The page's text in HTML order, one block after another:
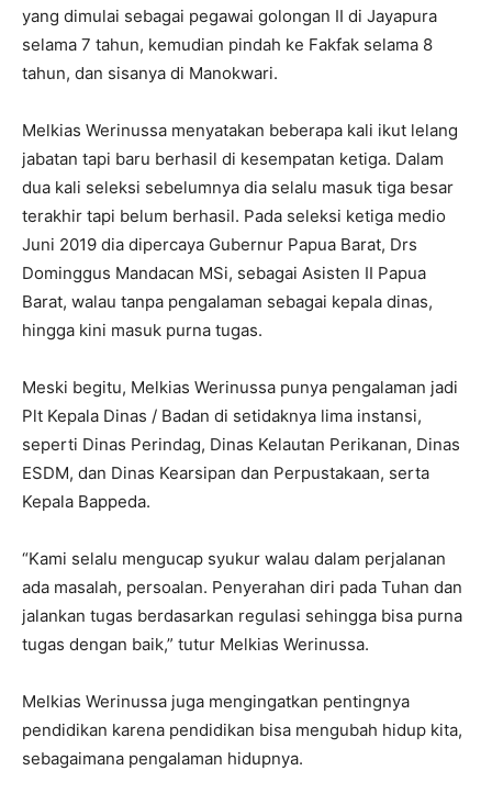
yang dimulai sebagai pegawai golongan II di Jayapura
selama 7 tahun, kemudian pindah ke Fakfak selama 8
tahun, dan sisanya di Manokwari.
Melkias Werinussa menyatakan beberapa kali ikut lelang
jabatan tapi baru berhasil di kesempatan ketiga. Dalam
dua kali seleksi sebelumnya dia selalu masuk tiga besar
terakhir tapi belum berhasil. Pada seleksi ketiga medio
Juni 2019 dia dipercaya Gubernur Papua Barat, Drs
Dominggus Mandacan MSi, sebagai Asisten II Papua
Barat, walau tanpa pengalaman sebagai kepala dinas,
hingga kini masuk purna tugas.
Meski begitu, Melkias Werinussa punya pengalaman jadi
Plt Kepala Dinas / Badan di setidaknya lima instansi,
seperti Dinas Perindag, Dinas Kelautan Perikanan, Dinas
ESDM, dan Dinas Kearsipan dan Perpustakaan, serta
Kepala Bappeda.
“Kami selalu mengucap syukur walau dalam perjalanan
ada masalah, persoalan. Penyerahan diri pada Tuhan dan
jalankan tugas berdasarkan regulasi sehingga bisa purna
tugas dengan baik,” tutur Melkias Werinussa.
Melkias Werinussa juga mengingatkan pentingnya
pendidikan karena pendidikan bisa mengubah hidup kita,
sebagaimana pengalaman hidupnya.